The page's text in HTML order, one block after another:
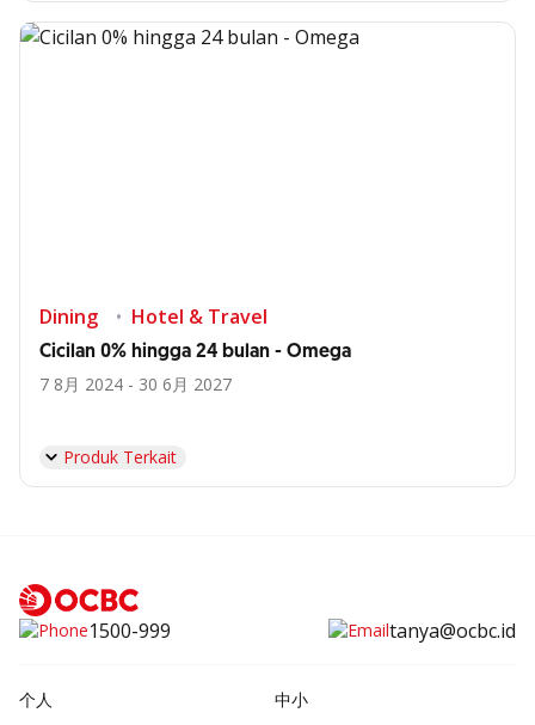
Dining Hotel & Travel
Cicilan 0% hingga 24 bulan - Omega
7 8月 2024 - 30 6月 2027
Produk Terkait
1500-999 tanya@ocbc.id
个人
中小